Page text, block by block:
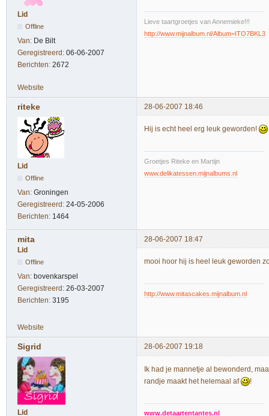
Lid
Offline
Van: De Bilt
Geregistreerd: 06-06-2007
Berichten: 2672
Lieve taartgroetjes van Annemieke!!!
http://www.mijnalbum.nl/Album=ITO7BKL3
Website
riteke 28-06-2007 18:46
Lid
Offline
Van: Groningen
Geregistreerd: 24-05-2006
Berichten: 1464
Hij is echt heel erg leuk geworden!
Groetjes Riteke en Martijn
www.delikatessen.mijnalbums.nl
mita
28-06-2007 18:47
Lid
Offline
Van: bovenkarspel
Geregistreerd: 26-03-2007
Berichten: 3195
mooi hoor hij is heel leuk geworden
http://www.mitascakes.mijnalbum.nl
Website
Sigrid 28-06-2007 19:18
Lid
Ik had je mannetje al bewonderd,
randje maakt het helemaal af
!
www.detaartentantes.nl